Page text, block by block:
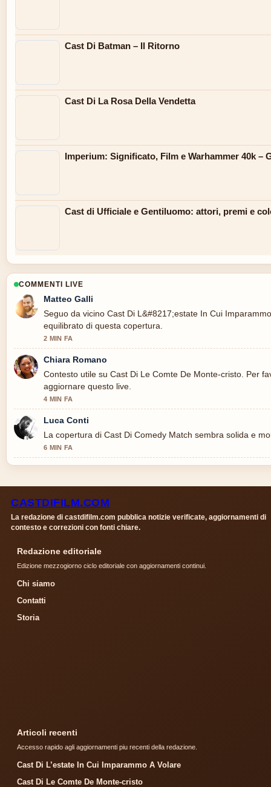
Cast Di Batman – Il Ritorno
Cast Di La Rosa Della Vendetta
Imperium: Significato, Film e Warhammer 40k –
Cast di Ufficiale e Gentiluomo: attori, premi e
COMMENTI LIVE
Matteo Galli
Seguo da vicino Cast Di L&#8217;estate In Cui
equilibrato di questa copertura.
2 MIN FA
Chiara Romano
Contesto utile su Cast Di Le Comte De Monte-cristo. Per
aggiornare questo live.
4 MIN FA
Luca Conti
La copertura di Cast Di Comedy Match sembra solida e
6 MIN FA
CASTDIFILM.COM
La redazione di castdifilm.com pubblica notizie verificate, aggiornamenti di
contesto e correzioni con fonti chiare.
Redazione editoriale
Edizione mezzogiorno ciclo editoriale con aggiornamenti continui.
Chi siamo
Contatti
Storia
Articoli recenti
Accesso rapido agli aggiornamenti piu recenti della redazione.
Cast Di L’estate In Cui Imparammo A Volare
Cast Di Le Comte De Monte-cristo